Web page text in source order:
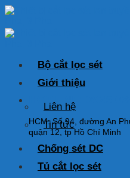
Skip
content
HOTLINE: 0925
HCM: Số 94, đường An
quận 12, tp Hồ Chí Minh
Bộ cắt lọc sét
Giới thiệu
Liên hệ
Tin tức
Chống sét DC
Tủ cắt lọc sét